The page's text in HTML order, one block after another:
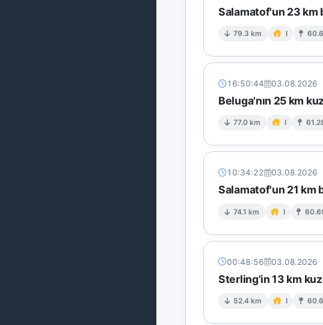
Salamatof'un 23 km
79.3 km I
16:50:44 03.08.2026
Beluga'nın 25 km
77.0 km I
10:34:22 03.08.2026
Salamatof'un 21 km
74.1 km I
00:48:56 03.08.2026
Sterling'in 13 km
52.4 km I